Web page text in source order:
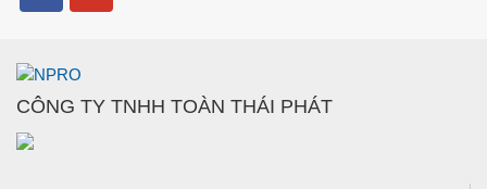
CÔNG TY TNHH TOÀN THÁI PHÁT